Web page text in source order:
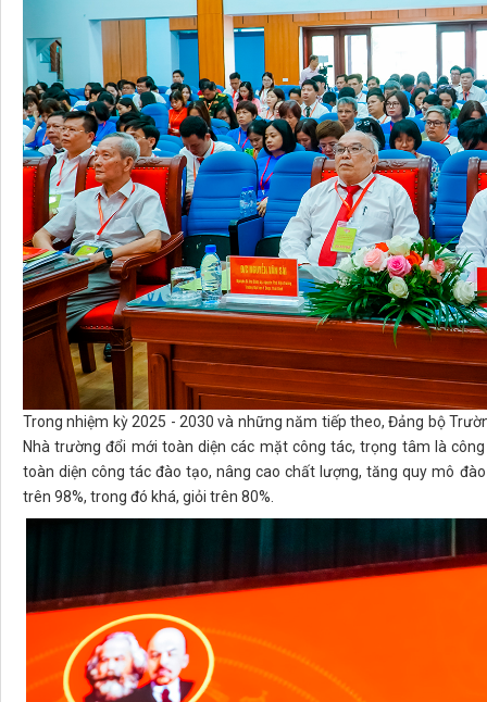
Trong nhiệm kỳ 2025 - 2030 và những năm tiếp theo, Đảng bộ
Nhà trường đổi mới toàn diện các mặt công tác, trọng tâm là
toàn diện công tác đào tạo, nâng cao chất lượng, tăng quy mô
trên 98%, trong đó khá, giỏi trên 80%.